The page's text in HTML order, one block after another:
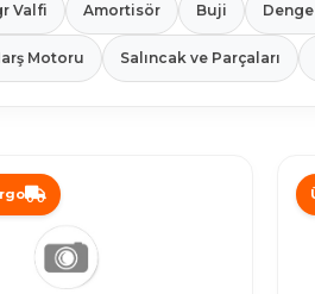
Valfi Amortisör Buji
Motoru Salıncak ve Parçaları